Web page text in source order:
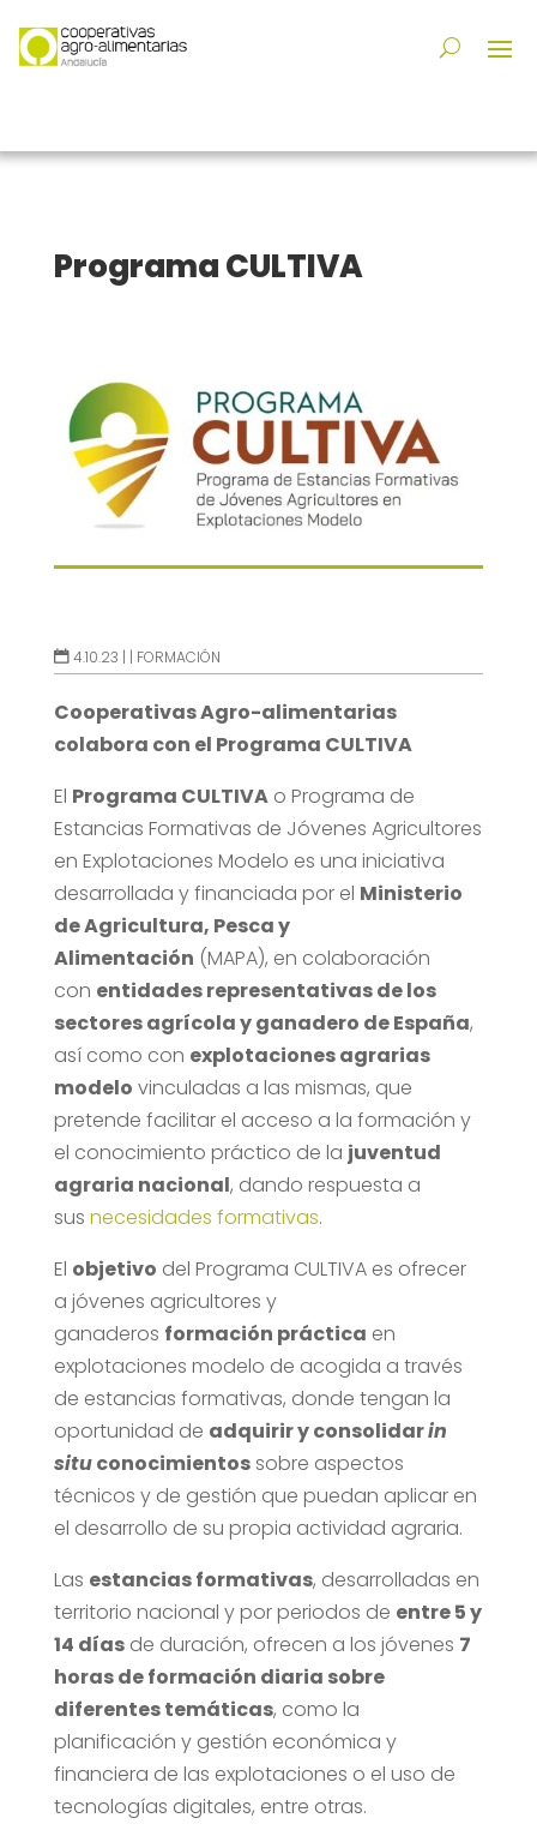
Programa CULTIVA
4.10.23 | | FORMACIÓN
Cooperativas Agro-alimentarias
colabora con el Programa CULTIVA
El Programa CULTIVAo Programa de
Estancias Formativas de Jóvenes Agricultores
en Explotaciones Modelo es una iniciativa
desarrollada y financiada por el Ministerio
de Agricultura, Pesca y
Alimentación (MAPA), en colaboración
con entidades representativas de los
sectores agrícola y ganadero de España,
así como con explotaciones agrarias
modelo vinculadas a las mismas, que
pretende facilitar el acceso a la formación y
el conocimiento práctico de la juventud
agraria nacional, dando respuesta a
sus necesidades formativas.
El objetivo del Programa CULTIVA es ofrecer
a jóvenes agricultores y
ganaderos formación práctica en
explotaciones modelo de acogida a través
de estancias formativas, donde tengan la
oportunidad de adquirir y consolidarin
situconocimientossobre aspectos
técnicos y de gestión que puedan aplicar en
el desarrollo de su propia actividad agraria.
Las estancias formativas, desarrolladas en
territorio nacional y por periodos de entre 5 y
14 díasde duración, ofrecen a los jóvenes 7
horas de formación diaria sobre
diferentes temáticas, como la
planificación y gestión económica y
financiera de las explotaciones o el uso de
tecnologías digitales, entre otras.